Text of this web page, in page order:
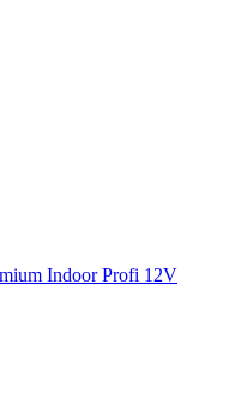
Indoor Profi 12V